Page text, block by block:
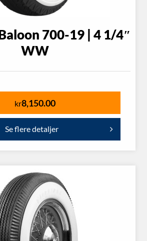
700-19 | 4 1/4″
WW
kr8,150.00
Se flere detaljer